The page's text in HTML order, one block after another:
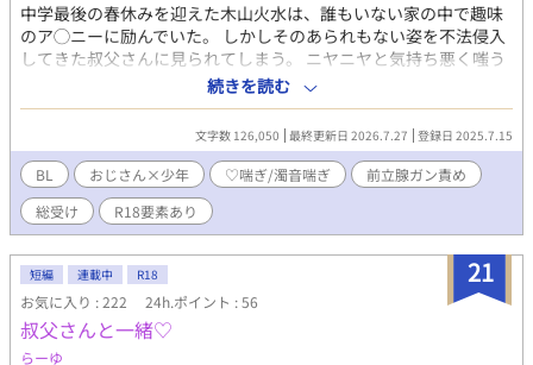
中学最後の春休みを迎えた木山火水は、誰もいない家の中で趣味
のア◯ニーに励んでいた。 しかしそのあられもない姿を不法侵入
してきた叔父さんに見られてしまう。 ニヤニヤと気持ち悪く嗤う
叔父さん。 火水は叔父さんに触れられて、呆気なく身を委ねた。
その勢いでできるかどうかもわからない結婚（養子縁組）の約束
をしてしまう。 しかし……叔父さんは逮捕されてしまった。 そん
な……数年間は結婚もできないし、セッ◯スもお預けだなん
て！！ 果たして、◯ックスの快楽を知ってしまった火水は、叔父
さんの出所まで男の子だらけの男子校で高校生活を耐えきる事は
できるのか。 そんなお◯ん◯ん大好きド受けの変態少年火水君
が、婚約者（）がいるのに浮気しまくるかもしれない話です。
続きを読む
文字数 126,050 最終更新日 2026.7.27 登録日 2025.7.15
BL おじさん×少年 ♡喘ぎ/濁音喘ぎ
前立腺ガン責め
総受け
R18要素あり
21
短編 連載中 R18
お気に入り : 222 24h.ポイント : 56
叔父さんと一緒♡
らーゆ